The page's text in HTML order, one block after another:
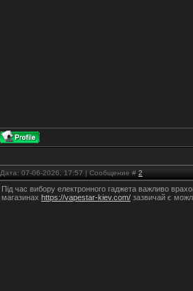
Дата: 07-06-2026, 17:57 | Сообщение # 2
Під час вибору електронного гаджета важливо
магазинах https://vapestar-kiev.com/ зазвичай є